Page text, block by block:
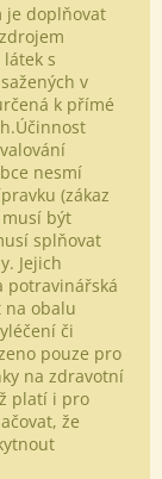
je doplňovat
s
v
k přímé
nesmí
(zákaz
být
splňovat
Jejich
potravinářská
na obalu
či
pouze pro
na zdravotní
platí i pro
že
Odeslat